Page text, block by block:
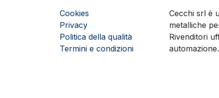
Cecchi srl è
metalliche
Rivenditori
automazione.
Cookies
Privacy
Politica della qualità
Termini e condizioni